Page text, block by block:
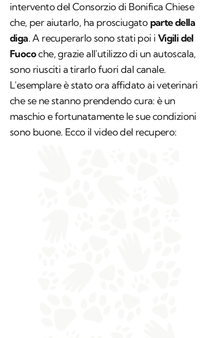
intervento del Consorzio di Bonifica Chiese
che, per aiutarlo, ha prosciugato parte della
diga. A recuperarlo sono stati poi i Vigili del
Fuocoche, grazie all'utilizzo di un autoscala,
sono riusciti a tirarlo fuori dal canale.
L'esemplare è stato ora affidato ai veterinari
che se ne stanno prendendo cura: è un
maschio e fortunatamente le sue condizioni
sono buone. Ecco il video del recupero: